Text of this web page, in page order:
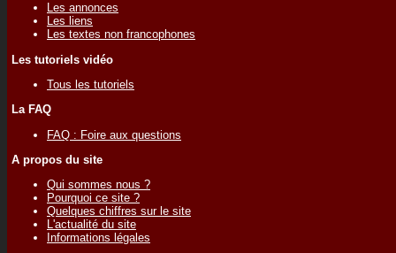
Les annonces
Les liens
Les textes non francophones
Les tutoriels vidéo
Tous les tutoriels
La FAQ
FAQ : Foire aux questions
A propos du site
Qui sommes nous ?
Pourquoi ce site ?
Quelques chiffres sur le site
L'actualité du site
Informations légales